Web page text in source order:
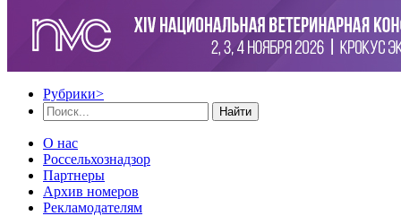
Рубрики>
Найти
О нас
Россельхознадзор
Партнеры
Архив номеров
Рекламодателям